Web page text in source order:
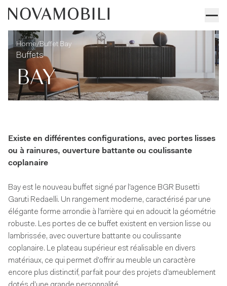
Buffet Bay
Home/Buffet Bay
Buffets
BAY
Existe en différentes configurations, avec portes lisses
ou à rainures, ouverture battante ou coulissante
coplanaire
Bay est le nouveau buffet signé par l’agence BGR Busetti
Garuti Redaelli. Un rangement moderne, caractérisé par une
élégante forme arrondie à l’arrière qui en adoucit la géométrie
robuste. Les portes de ce buffet existent en version lisse ou
lambrissée, avec ouverture battante ou coulissante
coplanaire. Le plateau supérieur est réalisable en divers
matériaux, ce qui permet d’offrir au meuble un caractère
encore plus distinctif, parfait pour des projets d’ameublement